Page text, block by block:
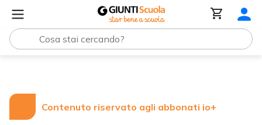
Contenuto riservato agli abbonati io+